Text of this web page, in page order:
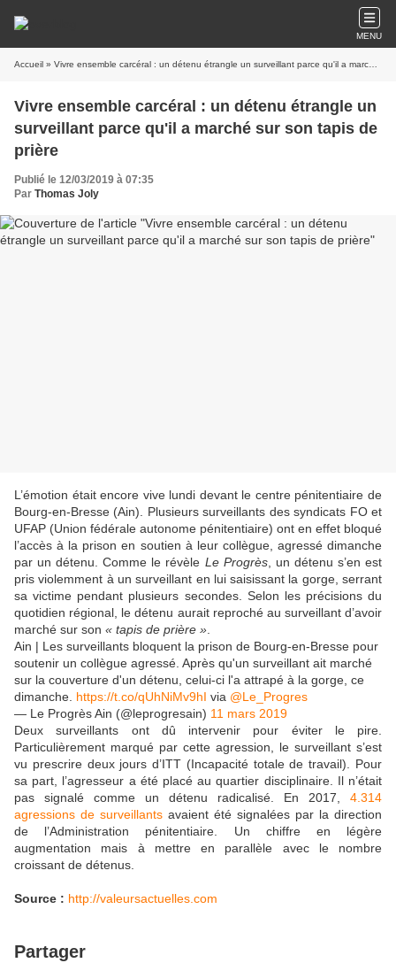
MENU
Accueil » Vivre ensemble carcéral : un détenu étrangle un surveillant parce qu'il a marché sur son tapis de prière
Vivre ensemble carcéral : un détenu étrangle un
surveillant parce qu'il a marché sur son tapis de
prière
Publié le 12/03/2019 à 07:35
Par Thomas Joly
L’émotion était encore vive lundi devant le centre pénitentiaire de
Bourg-en-Bresse (Ain). Plusieurs surveillants des syndicats FO et
UFAP (Union fédérale autonome pénitentiaire) ont en effet bloqué
l’accès à la prison en soutien à leur collègue, agressé dimanche
par un détenu. Comme le révèle Le Progrès, un détenu s’en est
pris violemment à un surveillant en lui saisissant la gorge, serrant
sa victime pendant plusieurs secondes. Selon les précisions du
quotidien régional, le détenu aurait reproché au surveillant d’avoir
marché sur son « tapis de prière »
Ain | Les surveillants bloquent la prison de Bourg-en-Bresse pour
soutenir un collègue agressé. Après qu'un surveillant ait marché
sur la couverture d'un détenu, celui-ci l'a attrapé à la gorge, ce
dimanche. https://t.co/qUhNiMv9hI via @Le_Progres
— Le Progrès Ain (@leprogresain) 11 mars 2019
Deux surveillants ont dû intervenir pour éviter le pire.
Particulièrement marqué par cette agression, le surveillant s’est
vu prescrire deux jours d’ITT (Incapacité totale de travail). Pour
sa part, l’agresseur a été placé au quartier disciplinaire. Il n’était
pas signalé comme un détenu radicalisé. En 2017, 4.314
agressions de surveillants avaient été signalées par la direction
de l’Administration pénitentiaire. Un chiffre en légère
augmentation mais à mettre en parallèle avec le nombre
croissant de détenus.
Source : http://valeursactuelles.com
Partager